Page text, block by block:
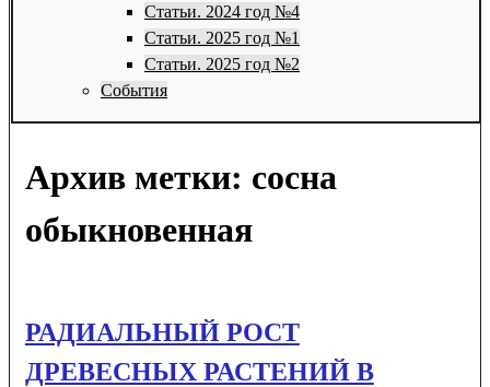
Статьи. 2024 год №4
Статьи. 2025 год №1
Статьи. 2025 год №2
События
Архив метки: сосна
обыкновенная
РАДИАЛЬНЫЙ РОСТ
ДРЕВЕСНЫХ РАСТЕНИЙ В